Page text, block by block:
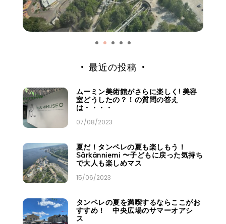
最近の投稿
ムーミン美術館がさらに楽しく! 美容
室どうしたの？！の質問の答え
は・・・・
07/08/2023
夏だ！タンペレの夏も楽しもう！
Särkänniemi 〜子どもに戻った気持ち
で大人も楽しめマス
15/06/2023
タンペレの夏を満喫するならここがお
すすめ！ 中央広場のサマーオアシ
ス